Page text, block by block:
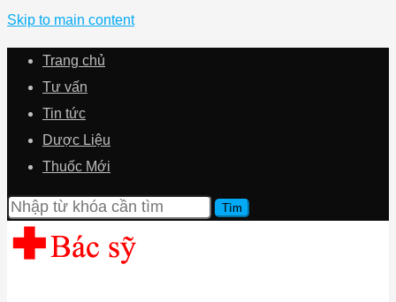
Skip to main content
Trang chủ
Tư vấn
Tin tức
Dược Liệu
Thuốc Mới